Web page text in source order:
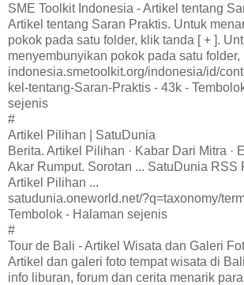
SME Toolkit Indonesia - Artikel tentang
Artikel tentang Saran Praktis. Untuk
pokok pada satu folder, klik tanda [ + ].
menyembunyikan pokok pada satu folder,
indonesia.smetoolkit.org/indonesia/id/
kel-tentang-Saran-Praktis - 43k -
sejenis
#
Artikel Pilihan | SatuDunia
Berita. Artikel Pilihan · Kabar Dari Mitra ·
Akar Rumput. Sorotan ... SatuDunia RSS
Artikel Pilihan ...
satudunia.oneworld.net/?q=taxonomy/
Tembolok - Halaman sejenis
#
Tour de Bali - Artikel Wisata dan Galeri
Artikel dan galeri foto tempat wisata di
info liburan, forum dan cerita menarik